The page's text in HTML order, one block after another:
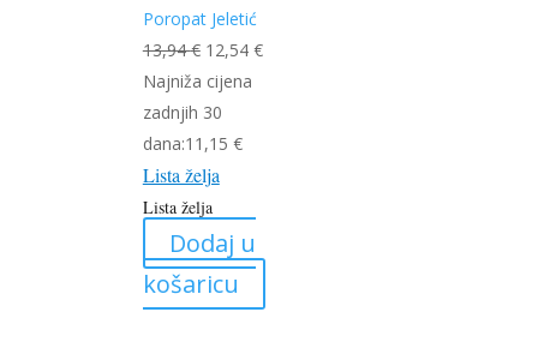
Poropat Jeletić
13,94€ Izvorna
cijena
bila
je:
13,94 €.
12,54 €Trenutna
Najniža cijena
zadnjih 30
dana:11,15 €
Lista želja
Lista želja
Dodaj u
košaricu